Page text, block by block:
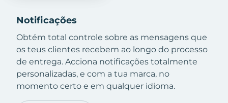
Notificações
Obtém total controle sobre as mensagens que
os teus clientes recebem ao longo do processo
de entrega. Acciona notificações totalmente
personalizadas, e com a tua marca, no
momento certo e em qualquer idioma.